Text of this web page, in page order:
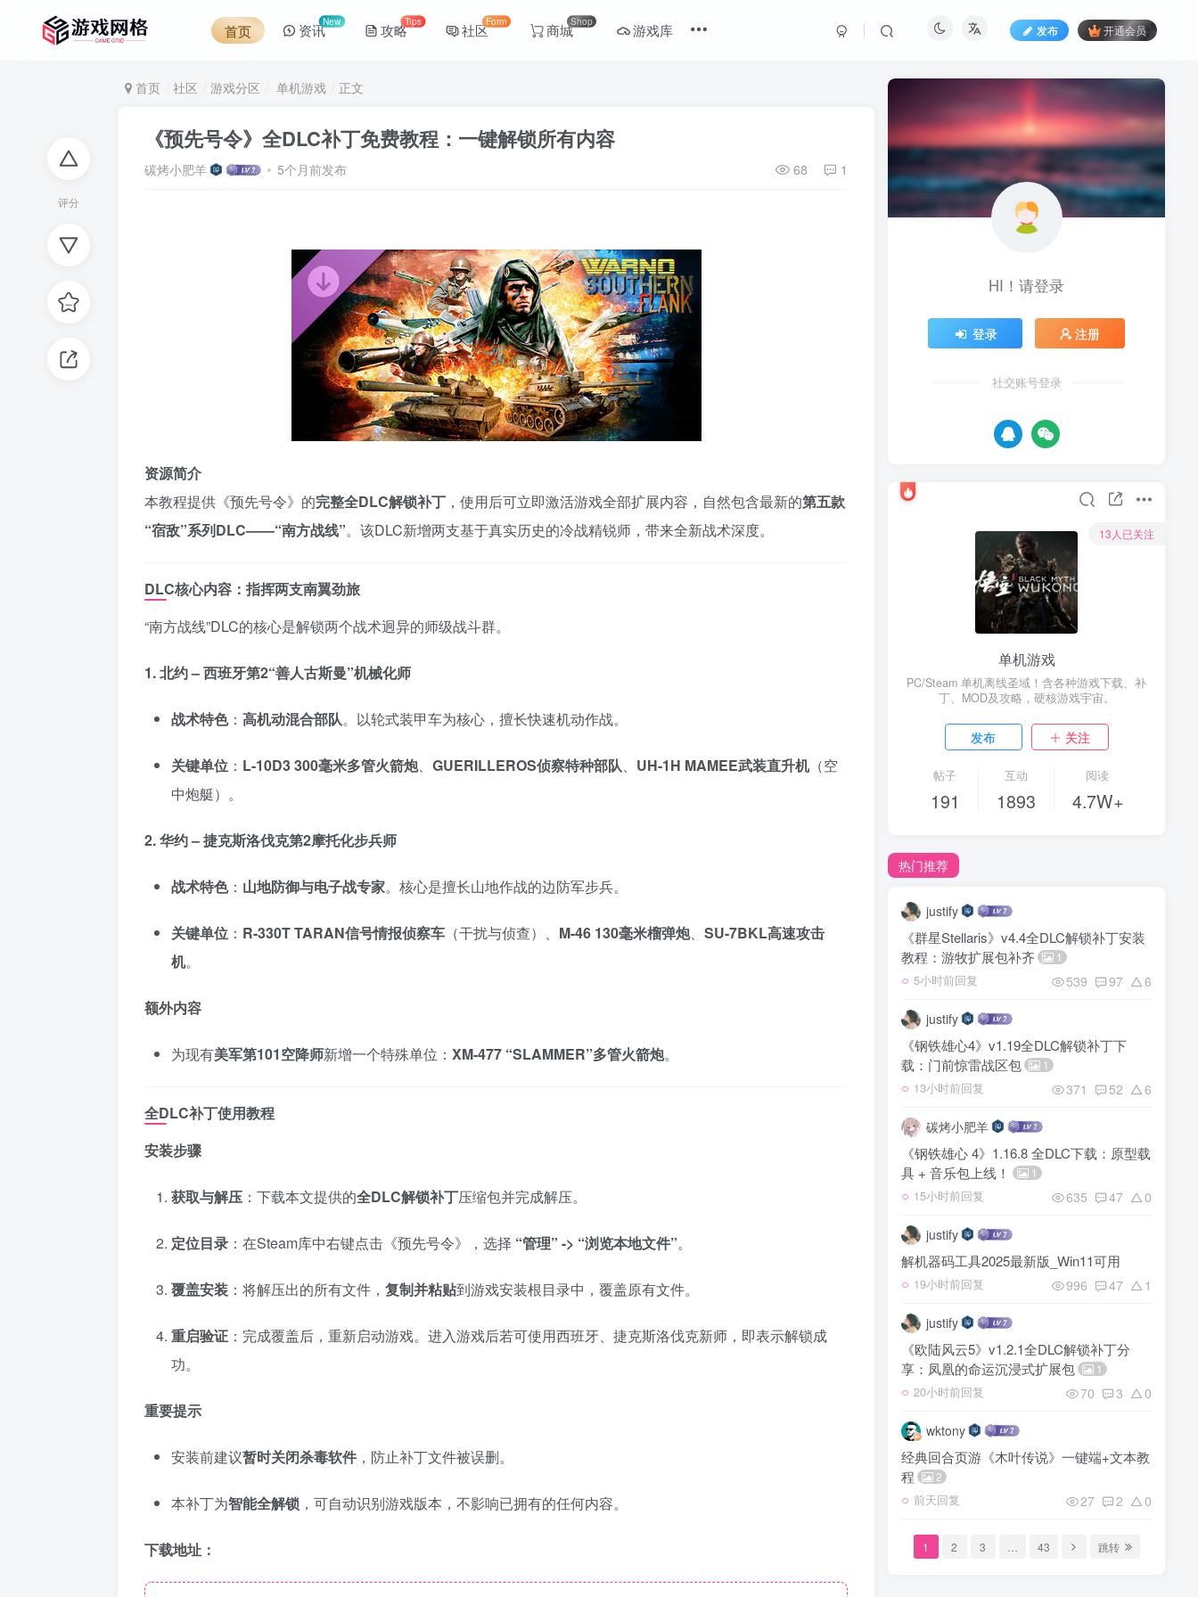
首页 资讯New 攻略Tips 社区Form 商城Shop 游戏库 发布 开通会员
评分
首页 社区 游戏分区 单机游戏 正文
《预先号令》全DLC补丁免费教程：一键解锁所有内容
碳烤小肥羊 5个月前发布 68 1
资源简介
本教程提供《预先号令》的完整全DLC解锁补丁 ，使用后可立即激活游戏全部扩展内容，自然包含最新的第五款
“宿敌”系列DLC——“南方战线”。该DLC新增两支基于真实历史的冷战精锐师，带来全新战术深度。
DLC核心内容：指挥两支南翼劲旅
“南方战线”DLC的核心是解锁两个战术迥异的师级战斗群。
1. 北约 – 西班牙第2“善人古斯曼”机械化师
战术特色： 高机动混合部队。以轮式装甲车为核心，擅长快速机动作战。
关键单位 ： L-10D3 300毫米多管火箭炮、 GUERILLEROS侦察特种部队、 UH-1H MAMEE武装直升机（空
中炮艇）。
2. 华约 – 捷克斯洛伐克第2摩托化步兵师
战术特色： 山地防御与电子战专家。核心是擅长山地作战的边防军步兵。
关键单位 ： R-330T TARAN信号情报侦察车 （干扰与侦查）、 M-46 130毫米榴弹炮、 SU-7BKL高速攻击
机。
额外内容
为现有美军第101空降师新增一个特殊单位： XM-477 “SLAMMER”多管火箭炮。
全DLC补丁使用教程
安装步骤
获取与解压 ：下载本文提供的全DLC解锁补丁压缩包并完成解压。
定位目录 ：在Steam库中右键点击《预先号令》，选择 “管理” -> “浏览本地文件”。
覆盖安装 ：将解压出的所有文件， 复制并粘贴到游戏安装根目录中，覆盖原有文件。
重启验证 ：完成覆盖后，重新启动游戏。进入游戏后若可使用西班牙、捷克斯洛伐克新师，即表示解锁成
功。
重要提示
安装前建议暂时关闭杀毒软件 ，防止补丁文件被误删。
本补丁为智能全解锁 ，可自动识别游戏版本，不影响已拥有的任何内容。
下载地址：
HI！请登录
登录 注册
社交账号登录
13人已关注
单机游戏
PC/Steam 单机离线圣域！含各种游戏下载、补
丁、MOD及攻略，硬核游戏宇宙。
发布 关注
帖子
191
互动
1893
阅读
4.7W+
热门推荐
justify
《群星Stellaris》v4.4全DLC解锁补丁安装
教程：游牧扩展包补齐
1
5小时前回复 539 97 6
justify
《钢铁雄心4》v1.19全DLC解锁补丁下
载：门前惊雷战区包
1
13小时前回复 371 52 6
碳烤小肥羊
《钢铁雄心 4》1.16.8 全DLC下载：原型载
具 + 音乐包上线！
1
15小时前回复 635 47 0
justify
解机器码工具2025最新版_Win11可用
19小时前回复 996 47 1
justify
《欧陆风云5》v1.2.1全DLC解锁补丁分
享：凤凰的命运沉浸式扩展包
1
20小时前回复 70 3 0
wktony
经典回合页游《木叶传说》一键端+文本教
程
2
前天回复 27 2 0
1 2 3 43 跳转